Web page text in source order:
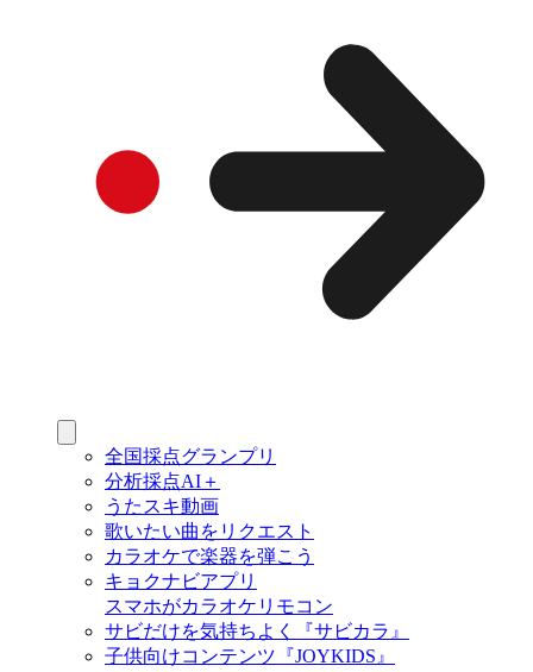
全国採点グランプリ
分析採点AI＋
うたスキ動画
歌いたい曲をリクエスト
カラオケで楽器を弾こう
キョクナビアプリ
スマホがカラオケリモコン
サビだけを気持ちよく『サビカラ』
子供向けコンテンツ『JOYKIDS』